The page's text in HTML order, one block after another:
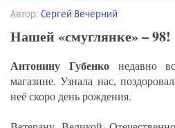
Автор: Сергей Вечерний
Нашей «смуглянке» – 98!
Антонину Губенконедавно
магазине. Узнала нас,
неё скоро день рождения.